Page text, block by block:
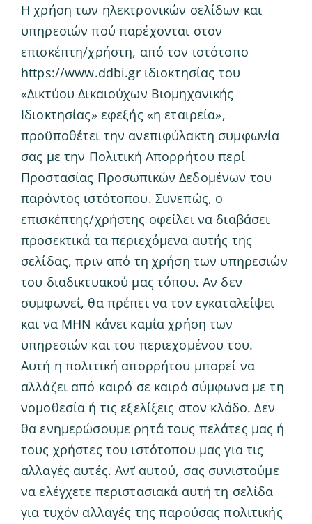
ΕΠΙΚΟΙΝΩΝΙΑ
ΕΓΓΡΑΦΗ
Η χρήση των ηλεκτρονικών σελίδων και
υπηρεσιών πού παρέχονται στον
επισκέπτη/χρήστη, από τον ιστότοπο
https://www.ddbi.gr ιδιοκτησίας του
«Δικτύου Δικαιούχων Βιομηχανικής
Ιδιοκτησίας» εφεξής «η εταιρεία»,
προϋποθέτει την ανεπιφύλακτη συμφωνία
σας με την Πολιτική Απορρήτου περί
Προστασίας Προσωπικών Δεδομένων του
παρόντος ιστότοπου. Συνεπώς, ο
επισκέπτης/χρήστης οφείλει να διαβάσει
προσεκτικά τα περιεχόμενα αυτής της
σελίδας, πριν από τη χρήση των υπηρεσιών
του διαδικτυακού μας τόπου. Αν δεν
συμφωνεί, θα πρέπει να τον εγκαταλείψει
και να ΜΗΝ κάνει καμία χρήση των
υπηρεσιών και του περιεχομένου του.
Αυτή η πολιτική απορρήτου μπορεί να
αλλάζει από καιρό σε καιρό σύμφωνα με τη
νομοθεσία ή τις εξελίξεις στον κλάδο. Δεν
θα ενημερώσουμε ρητά τους πελάτες μας ή
τους χρήστες του ιστότοπου μας για τις
αλλαγές αυτές. Αντ̓ αυτού, σας συνιστούμε
να ελέγχετε περιστασιακά αυτή τη σελίδα
για τυχόν αλλαγές της παρούσας πολιτικής